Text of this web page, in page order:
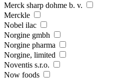
Merck sharp dohme b. v.
Merckle
Nobel ilac
Norgine gmbh
Norgine pharma
Norgine, limited
Noventis s.r.o.
Now foods